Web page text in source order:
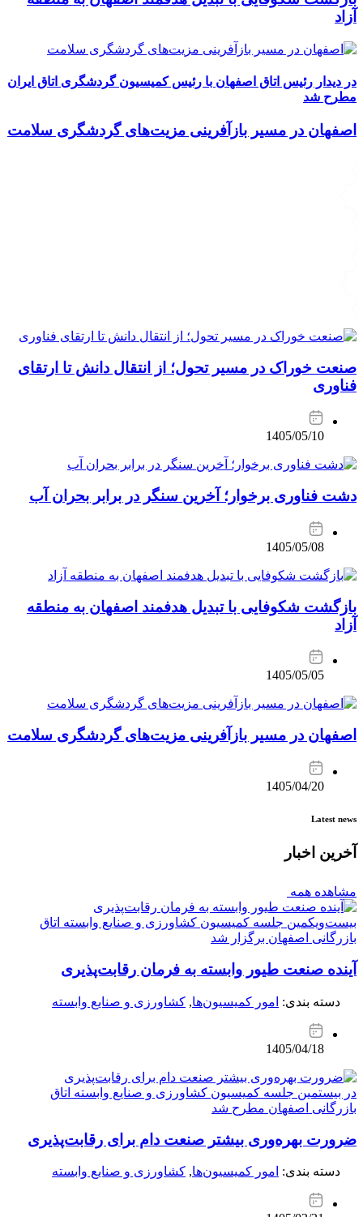
آزاد
در دیدار رئیس اتاق اصفهان با رئیس کمیسیون گردشگری اتاق ایران
مطرح شد
اصفهان در مسیر بازآفرینی مزیت‌های گردشگری سلامت
صنعت خوراک در مسیر تحول؛ از انتقال دانش تا ارتقای
فناوری
1405/05/10
دشت فناوری برخوار؛ آخرین سنگر در برابر بحران آب
1405/05/08
بازگشت شکوفایی با تبدیل هدفمند اصفهان به منطقه
آزاد
1405/05/05
اصفهان در مسیر بازآفرینی مزیت‌های گردشگری سلامت
1405/04/20
Latest news
آخرین اخبار
مشاهده همه
بیست‌ویکمین جلسه کمیسیون کشاورزی و صنایع وابسته اتاق
بازرگانی اصفهان برگزار شد
آینده صنعت طیور وابسته به فرمان رقابت‌پذیری
دسته بندی: امور کمیسیون‌ها, کشاورزی و صنایع وابسته
1405/04/18
در بیستمین جلسه کمیسیون کشاورزی و صنایع وابسته اتاق
بازرگانی اصفهان مطرح شد
ضرورت بهره‌وری بیشتر صنعت دام برای رقابت‌پذیری
دسته بندی: امور کمیسیون‌ها, کشاورزی و صنایع وابسته